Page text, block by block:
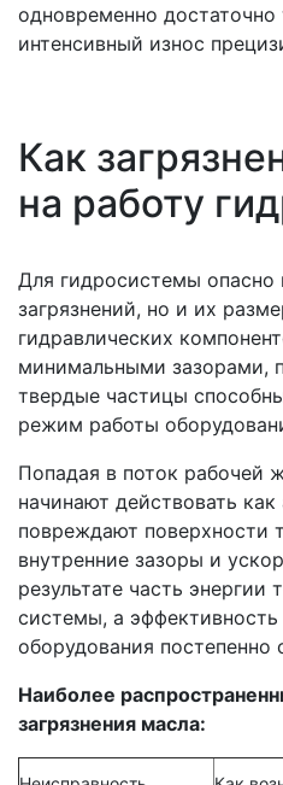
одновременно
интенсивный износ
Как
на работу
Для гидросистемы опасно
загрязнений, но и их
гидравлических
минимальными зазорами,
твердые частицы
режим работы
Попадая в поток рабочей
начинают действовать
повреждают поверхности
внутренние зазоры и
результате часть энергии
системы, а эффективность
оборудования постепенно
Наиболее
загрязнения масла: